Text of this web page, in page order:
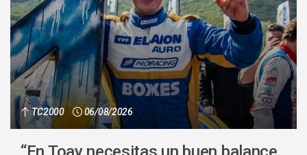
TC2000 06/08/2026